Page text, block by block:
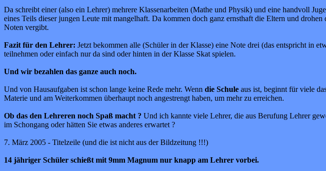
Da schreibt einer (also ein Lehrer) mehrere Klassenarbeiten (Mathe und Physik) und eine handvoll
eines Teils dieser jungen Leute mit mangelhaft. Da kommen doch ganz ernsthaft die Eltern und
Noten vergibt.
Fazit für den Lehrer: Jetzt bekommen alle (Schüler in der Klasse) eine Note drei (das entspricht in
teilnehmen oder einfach nur da sind oder hinten in der Klasse Skat spielen.
Und wir bezahlen das ganze auch noch.
Und von Hausaufgaben ist schon lange keine Rede mehr. Wenn die Schule aus ist, beginnt für viele
Materie und am Weiterkommen überhaupt noch angestrengt haben, um mehr zu erreichen.
Ob das den Lehreren noch Spaß macht ? Und ich kannte viele Lehrer, die aus Berufung Lehrer
im Schongang oder hätten Sie etwas anderes erwartet ?
7. März 2005 - Titelzeile (und die ist nicht aus der Bildzeitung !!!)
14 jähriger Schüler schießt mit 9mm Magnum nur knapp am Lehrer vorbei.